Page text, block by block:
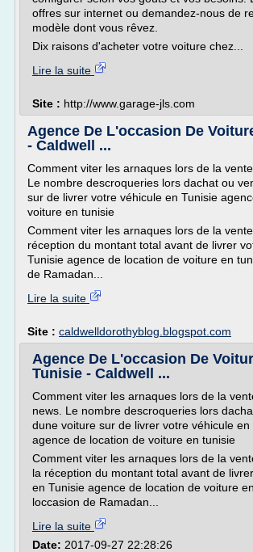
offres sur internet ou demandez-nous de
modèle dont vous rêvez.
Dix raisons d'acheter votre voiture chez...
Lire la suite
Site : http://www.garage-jls.com
Agence De L'occasion De
- Caldwell ...
Comment viter les arnaques lors de la
Le nombre descroqueries lors dachat ou
sur de livrer votre véhicule en Tunisie
voiture en tunisie
Comment viter les arnaques lors de la
réception du montant total avant de livrer
Tunisie agence de location de voiture en
de Ramadan...
Lire la suite
Site : caldwelldorothyblog.blogspot.com
Agence De L'occasion De
Tunisie - Caldwell ...
Comment viter les arnaques lors de la
news. Le nombre descroqueries lors
dune voiture sur de livrer votre véhicule en
agence de location de voiture en tunisie
Comment viter les arnaques lors de la
la réception du montant total avant de
en Tunisie agence de location de voiture
loccasion de Ramadan...
Lire la suite
Date: 2017-09-27 22:28:26